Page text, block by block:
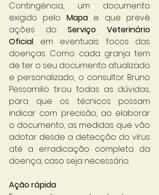
Contingência, um documento
exigido pelo Mapa e que prevê
ações do Serviço Veterinário
Oficial em eventuais focos das
doenças. Como cada granja tem
de ter o seu documento atualizado
e personalizado, o consultor Bruno
Pessamilio tirou todas as dúvidas,
para que os técnicos possam
indicar com precisão, ao elaborar
o documento, as medidas que vão
adotar desde a detecção do vírus
até a erradicação completa da
doença, caso seja necessário.
Ação rápida